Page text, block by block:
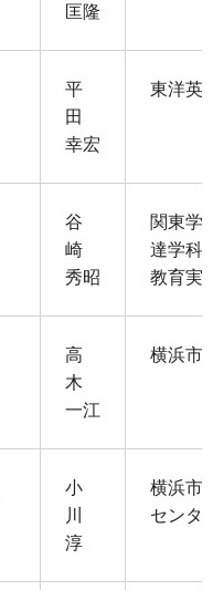
匡隆
平
田
幸宏
東洋英
谷
崎
秀昭
関東学
達学科
教育実
高
木
一江
横浜市
小
川
淳
横浜市
センタ